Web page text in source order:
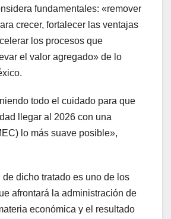
fundamentales: «remover
crecer, fortalecer las ventajas
los procesos que
el valor agregado» de lo
todo el cuidado para que
llegar al 2026 con una
lo más suave posible»,
de dicho tratado es uno de los
afrontará la administración de
económica y el resultado